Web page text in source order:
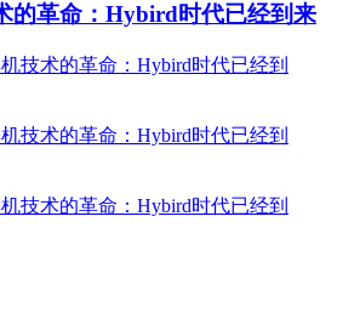
的革命：Hybird时代已经到来